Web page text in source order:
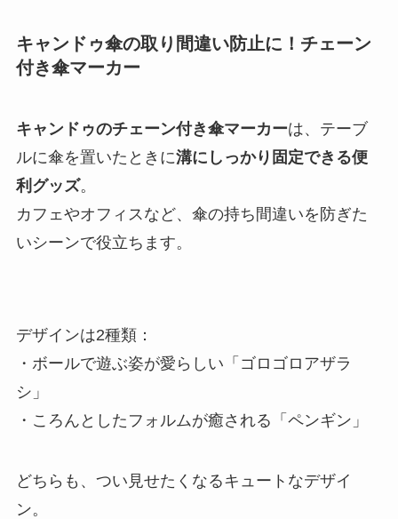
キャンドゥ傘の取り間違い防止に！チェーン
付き傘マーカー
キャンドゥのチェーン付き傘マーカーは、テーブ
ルに傘を置いたときに溝にしっかり固定できる便
利グッズ。
カフェやオフィスなど、傘の持ち間違いを防ぎた
いシーンで役立ちます。
デザインは2種類：
・ボールで遊ぶ姿が愛らしい「ゴロゴロアザラ
シ」
・ころんとしたフォルムが癒される「ペンギン」
どちらも、つい見せたくなるキュートなデザイ
ン。